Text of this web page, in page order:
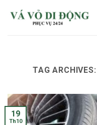
TAG ARCHIVES:
19
Th10